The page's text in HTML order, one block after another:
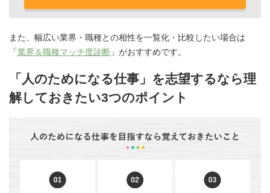
また、幅広い業界・職種との相性を一覧化・比較したい場合は
「業界＆職種マッチ度診断 」がおすすめです。
「人のためになる仕事」を志望するなら理
解しておきたい3つのポイント